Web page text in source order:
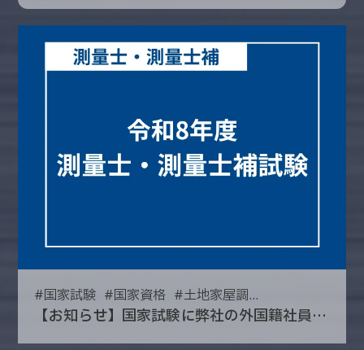
#国家試験 #国家資格 #土地家屋調...
【お知らせ】国家試験に弊社の外国籍社員が合格しました